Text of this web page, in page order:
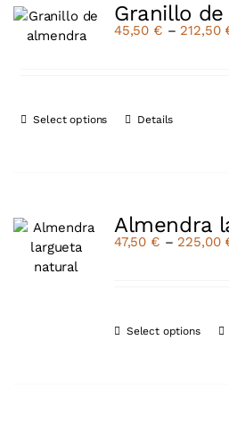
Granillo
45,50 € – 212,50
Select options Details
Almendra
47,50 € – 225,00
Select options